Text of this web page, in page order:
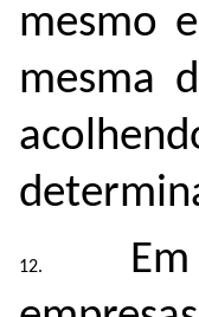
mesmo
mesma